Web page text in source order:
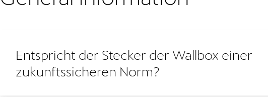
Entspricht der Stecker der Wallbox einer
zukunftssicheren Norm?